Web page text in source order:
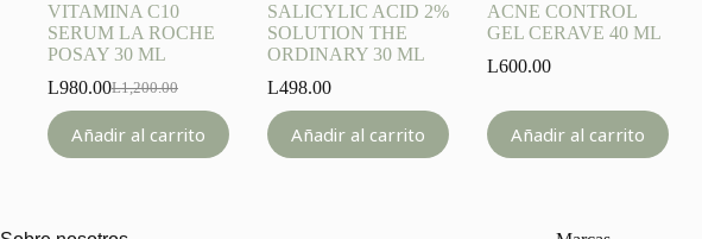
VITAMINA C10
SERUM LA ROCHE
POSAY 30 ML
L1,200.00
Original
was:
L1,200.00.
L980.00Current
is:
L980.00.
Añadir al carrito
SALICYLIC ACID 2%
SOLUTION THE
ORDINARY 30 ML
L498.00
Añadir al carrito
ACNE CONTROL
GEL CERAVE 40 ML
L600.00
Añadir al carrito